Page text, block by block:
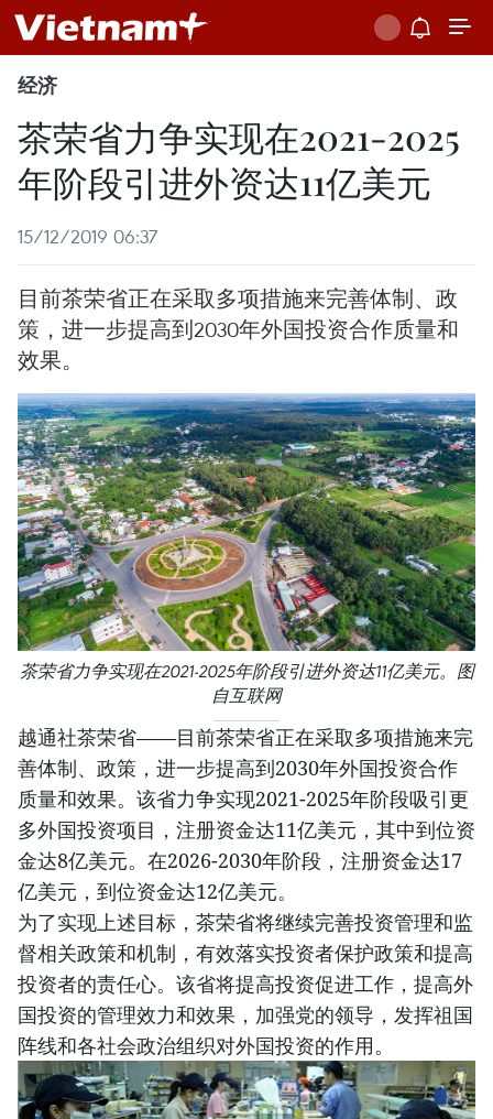
经济
茶荣省力争实现在2021-2025
年阶段引进外资达11亿美元
15/12/2019 06:37
目前茶荣省正在采取多项措施来完善体制、政
策，进一步提高到2030年外国投资合作质量和
效果。
茶荣省力争实现在2021-2025年阶段引进外资达11亿美元。图
自互联网
越通社茶荣省——目前茶荣省正在采取多项措施来完
善体制、政策，进一步提高到2030年外国投资合作
质量和效果。该省力争实现2021-2025年阶段吸引更
多外国投资项目，注册资金达11亿美元，其中到位资
金达8亿美元。在2026-2030年阶段，注册资金达17
亿美元，到位资金达12亿美元。
为了实现上述目标，茶荣省将继续完善投资管理和监
督相关政策和机制，有效落实投资者保护政策和提高
投资者的责任心。该省将提高投资促进工作，提高外
国投资的管理效力和效果，加强党的领导，发挥祖国
阵线和各社会政治组织对外国投资的作用。